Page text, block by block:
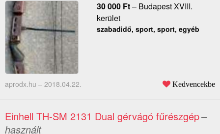
30 000 Ft– Budapest XVIII.
kerület
szabadidő, sport, sport, egyéb
aprodx.hu – 2018.04.22. Kedvencekbe
Einhell TH-SM 2131 Dual gérvágó fűrészgép–
használt